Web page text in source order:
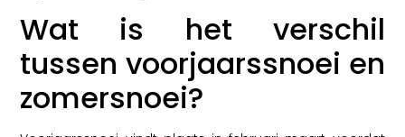
Wat is het verschil
tussen voorjaarssnoei en
zomersnoei?